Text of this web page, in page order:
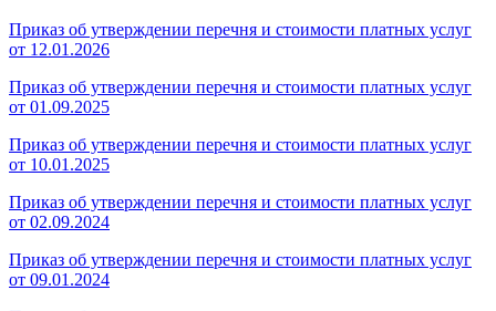
Приказ об утверждении перечня и стоимости платных услуг
от 12.01.2026
Приказ об утверждении перечня и стоимости платных услуг
от 01.09.2025
Приказ об утверждении перечня и стоимости платных услуг
от 10.01.2025
Приказ об утверждении перечня и стоимости платных услуг
от 02.09.2024
Приказ об утверждении перечня и стоимости платных услуг
от 09.01.2024